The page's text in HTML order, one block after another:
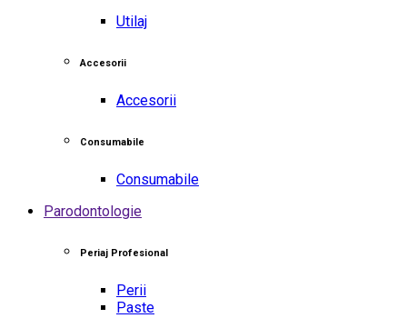
Utilaj
Accesorii
Accesorii
Consumabile
Consumabile
Parodontologie
Periaj Profesional
Perii
Paste